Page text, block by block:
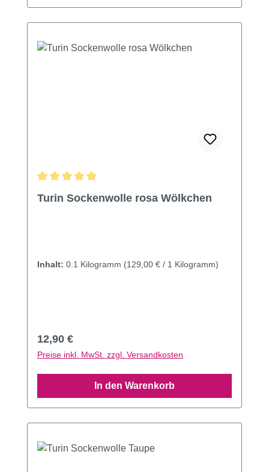
Turin Sockenwolle rosa Wölkchen
Inhalt: 0.1 Kilogramm (129,00 € / 1 Kilogramm)
Regulärer Preis:
12,90 €
Preise inkl. MwSt. zzgl. Versandkosten
In den Warenkorb